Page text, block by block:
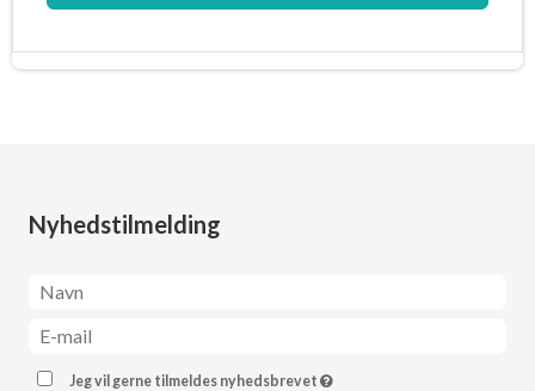
Nyhedstilmelding
Jeg vil gerne tilmeldes nyhedsbrevet